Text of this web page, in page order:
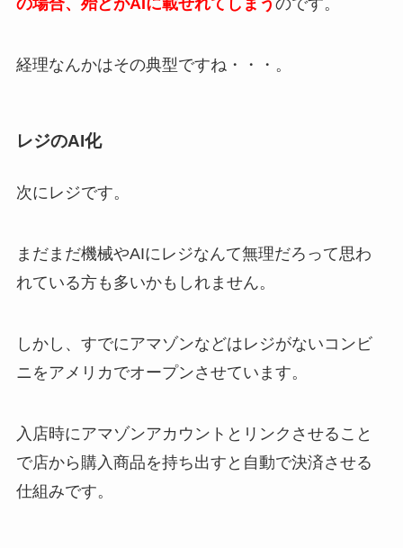
経理なんかはその典型ですね・・・。
レジのAI化
次にレジです。
まだまだ機械やAIにレジなんて無理だろって思わ
れている方も多いかもしれません。
しかし、すでにアマゾンなどはレジがないコンビ
ニをアメリカでオープンさせています。
入店時にアマゾンアカウントとリンクさせること
で店から購入商品を持ち出すと自動で決済させる
仕組みです。